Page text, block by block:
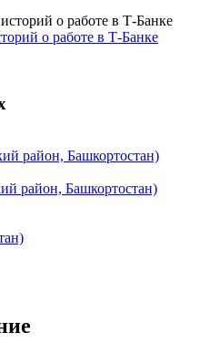
о работе в Т-Банке
район, Башкортостан)
район, Башкортостан)